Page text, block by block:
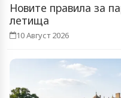
Новите правила за
летища
10 Август 2026